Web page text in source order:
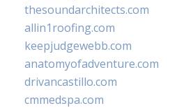
thesoundarchitects.com
allin1roofing.com
keepjudgewebb.com
anatomyofadventure.com
drivancastillo.com
cmmedspa.com